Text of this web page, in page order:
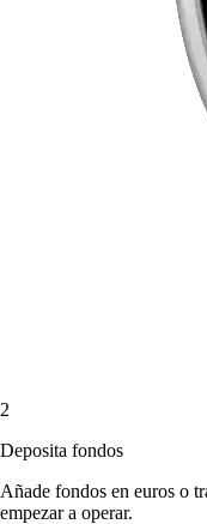
2
Deposita fondos
Añade fondos en euros o
empezar a operar.